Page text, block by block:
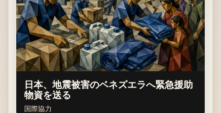
日本、地震被害のベネズエラへ緊急援助
物資を送る
国際協力